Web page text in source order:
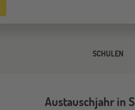
SCHULEN
Austauschjahr in